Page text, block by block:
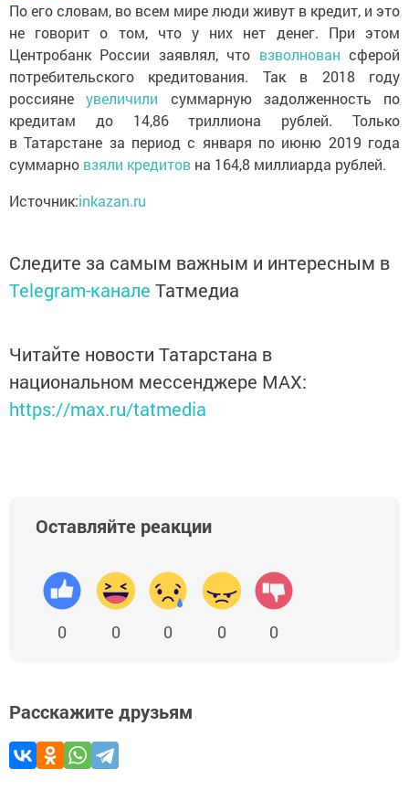
По его словам, во всем мире люди живут в кредит, и это
не говорит о том, что у них нет денег. При этом
Центробанк России заявлял, что взволнован сферой
потребительского кредитования. Так в 2018 году
россиянеувеличили суммарную задолженность по
кредитам до 14,86 триллиона рублей. Только
в Татарстане за период с января по июню 2019 года
суммарно взяли кредитов на 164,8 миллиарда рублей.
Источник:inkazan.ru
Следите за самым важным и интересным в
Telegram-канале Татмедиа
Читайте новости Татарстана в
национальном мессенджере MАХ:
https://max.ru/tatmedia
Оставляйте реакции
0 0 0 0 0
Расскажите друзьям